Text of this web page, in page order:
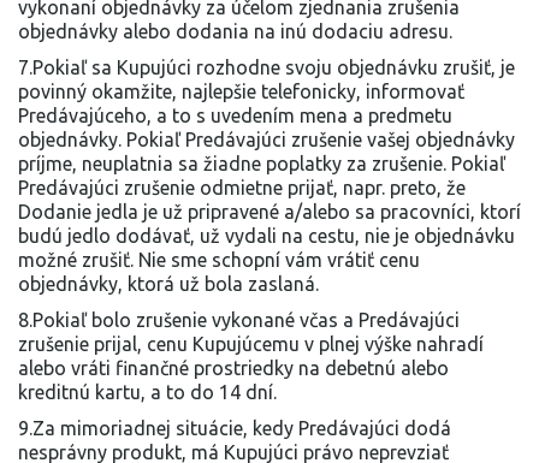
vykonaní objednávky za účelom zjednania zrušenia
objednávky alebo dodania na inú dodaciu adresu.
7.Pokiaľ sa Kupujúci rozhodne svoju objednávku zrušiť, je
povinný okamžite, najlepšie telefonicky, informovať
Predávajúceho, a to s uvedením mena a predmetu
objednávky. Pokiaľ Predávajúci zrušenie vašej objednávky
príjme, neuplatnia sa žiadne poplatky za zrušenie. Pokiaľ
Predávajúci zrušenie odmietne prijať, napr. preto, že
Dodanie jedla je už pripravené a/alebo sa pracovníci, ktorí
budú jedlo dodávať, už vydali na cestu, nie je objednávku
možné zrušiť. Nie sme schopní vám vrátiť cenu
objednávky, ktorá už bola zaslaná.
8.Pokiaľ bolo zrušenie vykonané včas a Predávajúci
zrušenie prijal, cenu Kupujúcemu v plnej výške nahradí
alebo vráti finančné prostriedky na debetnú alebo
kreditnú kartu, a to do 14 dní.
9.Za mimoriadnej situácie, kedy Predávajúci dodá
nesprávny produkt, má Kupujúci právo neprevziať